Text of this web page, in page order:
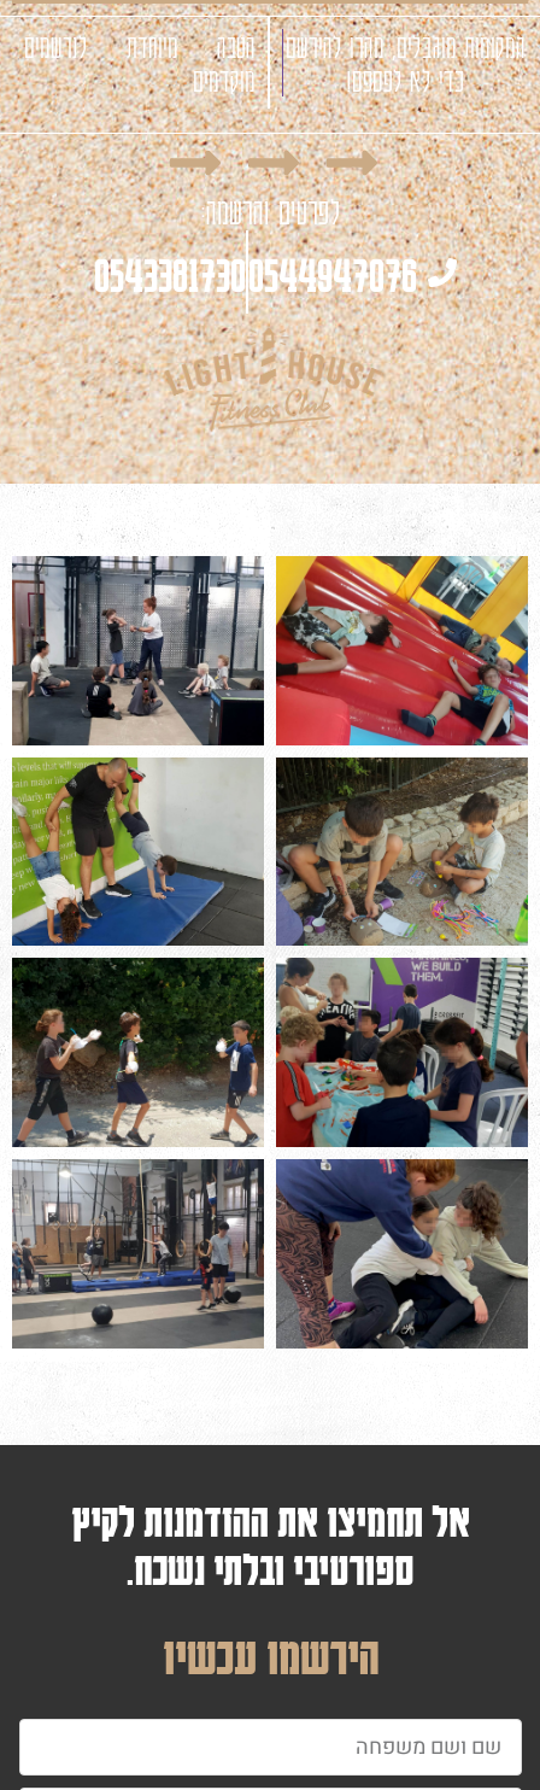
המקומות מוגבלים, מהרו להירשם
כדי לא לפספס!
הטבה מיוחדת לנרשמים
מוקדמים
לפרטים והרשמה:
0544947076
0543381730
אל תחמיצו את ההזדמנות לקיץ
ספורטיבי ובלתי נשכח.
הירשמו עכשיו